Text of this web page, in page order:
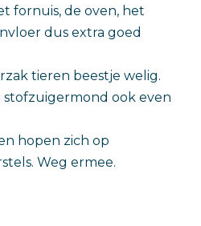
fornuis, de oven, het
dus extra goed
tieren beestje welig.
stofzuigermond ook even
hopen zich op
Weg ermee.